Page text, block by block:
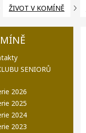
ŽIVOT V KOMÍNĚ
SENIORŮ
2026
2025
2024
2023